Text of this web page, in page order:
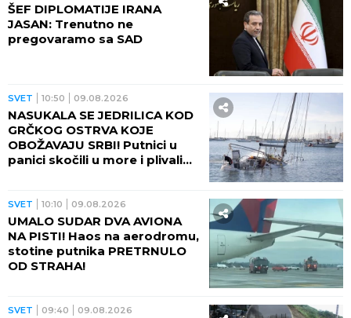
ŠEF DIPLOMATIJE IRANA
JASAN: Trenutno ne
pregovaramo sa SAD
SVET 10:50 09.08.2026
NASUKALA SE JEDRILICA KOD
GRČKOG OSTRVA KOJE
OBOŽAVAJU SRBI! Putnici u
panici skočili u more i plivali
SVET 10:10 09.08.2026
UMALO SUDAR DVA AVIONA
NA PISTI! Haos na aerodromu,
stotine putnika PRETRNULO
OD STRAHA!
SVET 09:40 09.08.2026